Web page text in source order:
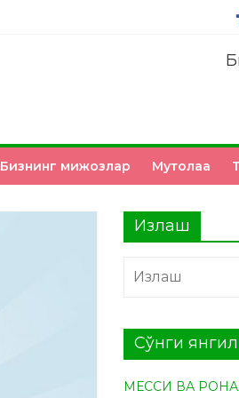
Бизнинг мижозлар Мутолаа
Излаш
Сўнги
МЕССИ ВА